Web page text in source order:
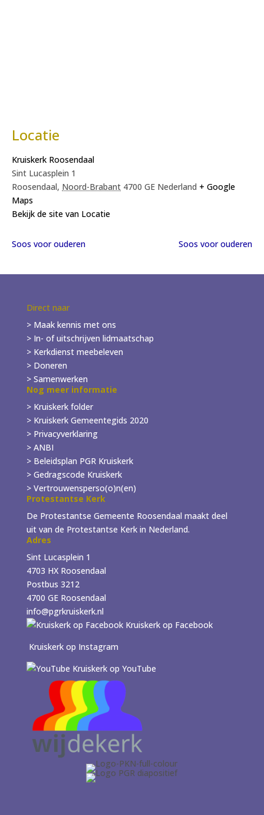
Locatie
Kruiskerk Roosendaal
Sint Lucasplein 1
Roosendaal, Noord-Brabant 4700 GE Nederland + Google
Maps
Bekijk de site van Locatie
Soos voor ouderen Soos voor ouderen
Direct naar
> Maak kennis met ons
> In- ofuitschrijven lidmaatschap
> Kerkdienst meebeleven
> Doneren
> Samenwerken
Nog meer informatie
> Kruiskerk folder
>Kruiskerk Gemeentegids 2020
> Privacyverklaring
> ANBI
> Beleidsplan PGR Kruiskerk
> Gedragscode Kruiskerk
> Vertrouwensperso(o)n(en)
Protestantse Kerk
De Protestantse Gemeente Roosendaal maakt deel
uit van de Protestantse Kerk in Nederland.
Adres
Sint Lucasplein 1
4703 HX Roosendaal
Postbus 3212
4700 GE Roosendaal
info@pgrkruiskerk.nl
Kruiskerk op Facebook
Kruiskerk op Instagram
Kruiskerk op YouTube